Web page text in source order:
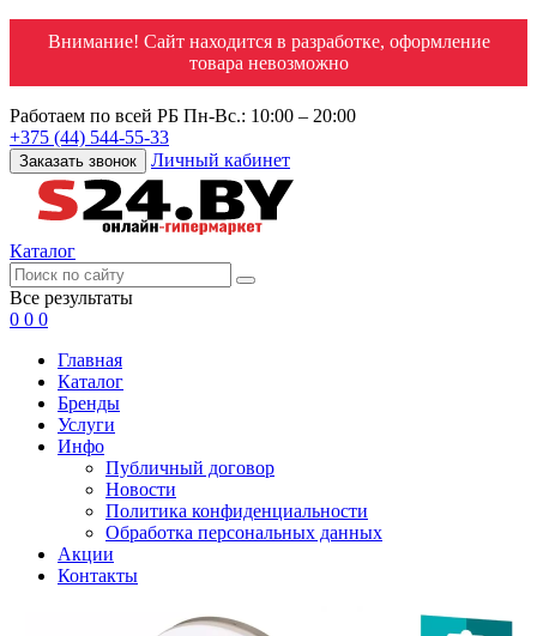
Внимание! Сайт находится в разработке, оформление
товара невозможно
Работаем по всей РБ Пн-Вс.: 10:00 – 20:00
+375 (44) 544-55-33
Заказать звонок Личный кабинет
Каталог
Все результаты
0 0 0
Главная
Каталог
Бренды
Услуги
Инфо
Публичный договор
Новости
Политика конфиденциальности
Обработка персональных данных
Акции
Контакты